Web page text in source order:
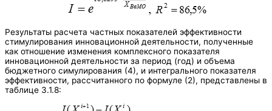
Результаты расчета частных показателей эффективности
стимулирования инновационной деятельности, полученные
как отношение изменения комплексного показателя
инновационной деятельности за период (год) и объема
бюджетного симулирования (4), и интегрального показателя
эффективности, рассчитанного по формуле (2), представлены в
таблице 3.1.8: